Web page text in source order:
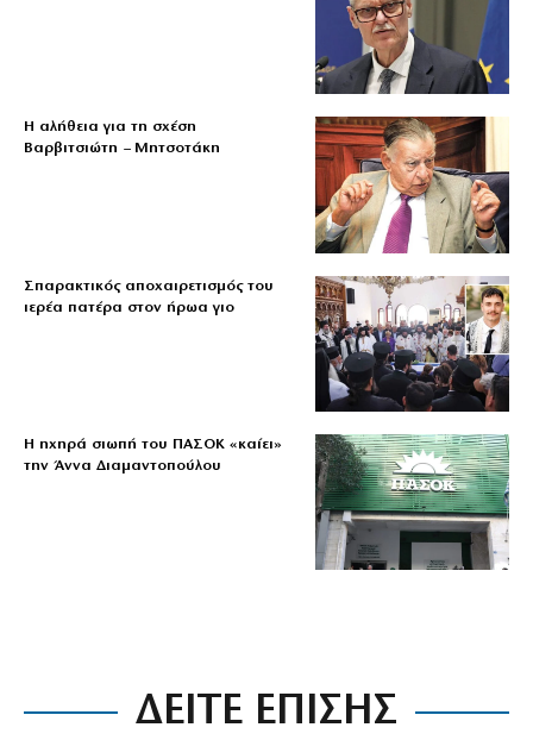
Η αλήθεια για τη σχέση
Βαρβιτσιώτη – Μητσοτάκη
Σπαρακτικός αποχαιρετισμός του
ιερέα πατέρα στον ήρωα γιο
Η ηχηρά σιωπή του ΠΑΣΟΚ «καίει»
την Άννα Διαμαντοπούλου
ΔΕΙΤΕ ΕΠΙΣΗΣ